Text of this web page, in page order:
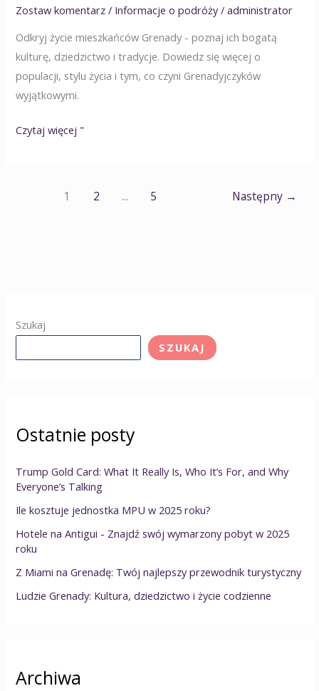
Zostaw komentarz / Informacje o podróży/administrator
Odkryj życie mieszkańców Grenady - poznaj ich bogatą
kulturę, dziedzictwo i tradycje. Dowiedz się więcej o
populacji, stylu życia i tym, co czyni Grenadyjczyków
wyjątkowymi.
Czytaj więcej "
1 2 ... 5 Następny →
Szukaj
SZUKAJ
Ostatnie posty
Trump Gold Card: What It Really Is, Who It’s For, and Why
Everyone’s Talking
Ile kosztuje jednostka MPU w 2025 roku?
Hotele na Antigui - Znajdź swój wymarzony pobyt w 2025
roku
Z Miami na Grenadę: Twój najlepszy przewodnik turystyczny
Ludzie Grenady: Kultura, dziedzictwo i życie codzienne
Archiwa